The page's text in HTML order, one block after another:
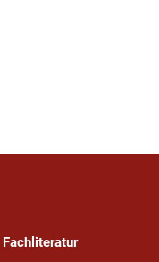
Fachliteratur